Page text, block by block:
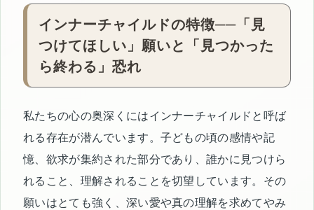
インナーチャイルドの特徴──「見
つけてほしい」願いと「見つかった
ら終わる」恐れ
私たちの心の奥深くにはインナーチャイルドと呼ば
れる存在が潜んでいます。子どもの頃の感情や記
憶、欲求が集約された部分であり、誰かに見つけら
れること、理解されることを切望しています。その
願いはとても強く、深い愛や真の理解を求めてやみ